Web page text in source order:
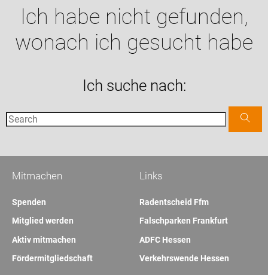
Ich habe nicht gefunden,
wonach ich gesucht habe
Ich suche nach:
Links
Radentscheid Ffm
Falschparken Frankfurt
ADFC Hessen
Verkehrswende Hessen
Mitmachen
Spenden
Mitglied werden
Aktiv mitmachen
Fördermitgliedschaft